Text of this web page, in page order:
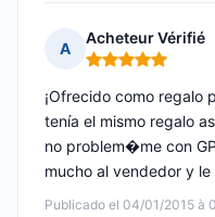
A
Acheteur Vérifié
Nota: 5 de 5
Publicado el 04/01/2015 à
¡Ofrecido como
tenía el mismo regalo
no problem�me con
mucho al vendedor y